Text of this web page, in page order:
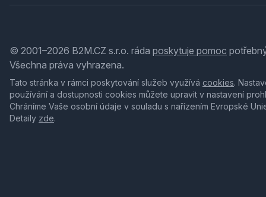
© 2001–2026 B2M.CZ s.r.o. ráda poskytuje pomoc
Všechna práva vyhrazena.
Tato stránka v rámci poskytování služeb využívá cookies.
používání a dostupnosti cookies můžete upravit v nastavení
Chráníme Vaše osobní údaje v souladu s nařízením Evropské
Detaily zde.